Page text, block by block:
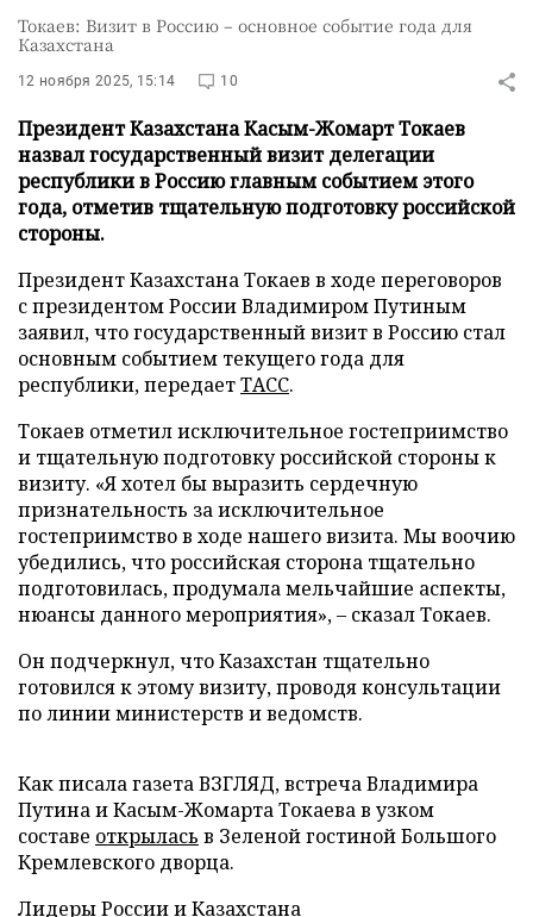
Токаев: Визит в Россию – основное событие года для
Казахстана
12 ноября 2025, 15:14 10
Президент Казахстана Касым-Жомарт Токаев
назвал государственный визит делегации
республики в Россию главным событием этого
года, отметив тщательную подготовку российской
стороны.
Президент Казахстана Токаев в ходе переговоров
с президентом России Владимиром Путиным
заявил, что государственный визит в Россию стал
основным событием текущего года для
республики, передаетТАСС.
Токаев отметил исключительное гостеприимство
и тщательную подготовку российской стороны к
визиту. «Я хотел бы выразить сердечную
признательность за исключительное
гостеприимство в ходе нашего визита. Мы воочию
убедились, что российская сторона тщательно
подготовилась, продумала мельчайшие аспекты,
нюансы данного мероприятия», – сказал Токаев.
Он подчеркнул, что Казахстан тщательно
готовился к этому визиту, проводя консультации
по линии министерств и ведомств.
Как писала газета ВЗГЛЯД, встреча Владимира
Путина и Касым-Жомарта Токаева в узком
составе открылась в Зеленой гостиной Большого
Кремлевского дворца.
Лидеры России и Казахстана